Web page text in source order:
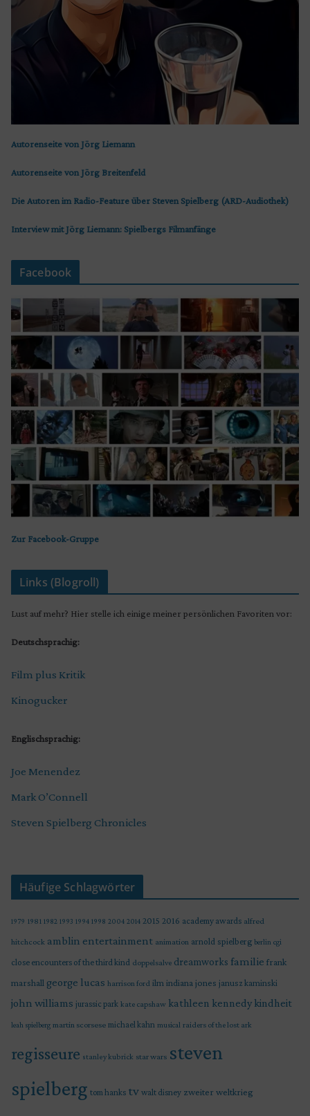
Autorenseite von Jörg Liemann
Autorenseite von Jörg Breitenfeld
Die Autoren im Radio-Feature über Steven Spielberg (ARD-Audiothek)
Interview mit Jörg Liemann: Spielbergs Filmanfänge
Facebook
Zur Facebook-Gruppe
Links (Blogroll)
Lust auf mehr? Hier stelle ich einige meiner persönlichen Favoriten vor:
Deutschsprachig:
Film plus Kritik
Kinogucker
Englischsprachig:
Joe Menendez
Mark O’Connell
Steven Spielberg Chronicles
Häufige Schlagwörter
1979 1981 1982 1993 1994 1998 2004 2014 2015 2016 academy awards alfred
hitchcock amblin entertainment animation arnold spielberg berlin cgi
close encounters of the third kind doppelsalve dreamworks familie frank
marshall george lucas harrison ford ilm indiana jones janusz kaminski
john williams jurassic park kate capshaw kathleen kennedy kindheit
leah spielberg martin scorsese michael kahn musical raiders of the lost ark
regisseure stanley kubrick star wars steven
spielberg tom hanks tv walt disney zweiter weltkrieg